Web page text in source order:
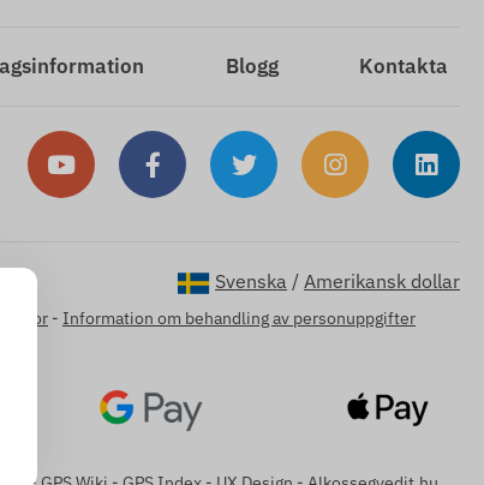
Blogg Kontakta
Svenska / Amerikansk dollar
- Information om behandling av personuppgifter